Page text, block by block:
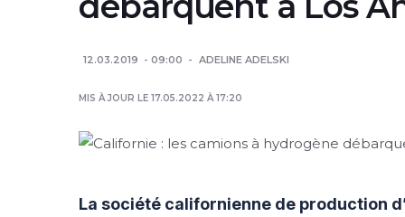
12.03.2019 09:00 ADELINE ADELSKI
MIS À JOUR LE 17.05.2022 À 17:20
La société californienne de production